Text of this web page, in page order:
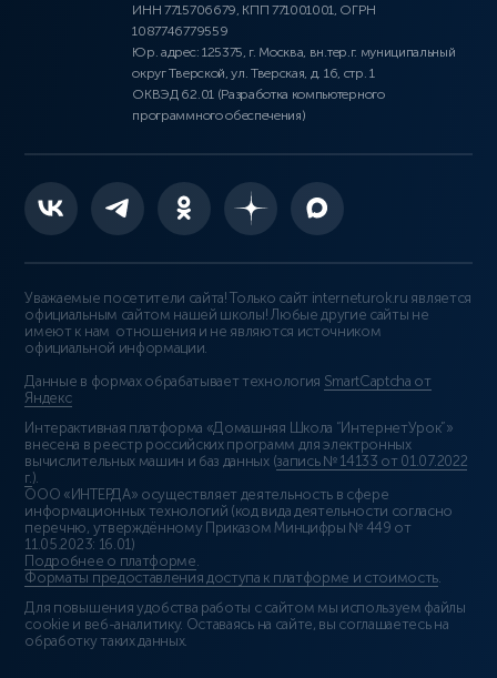
ИНН 7715706679, КПП 771001001, ОГРН
1087746779559
Юр. адрес: 125375, г. Москва, вн.тер.г. муниципальный
округ Тверской, ул. Тверская, д. 16, стр. 1
ОКВЭД 62.01 (Разработка компьютерного
программного обеспечения)
Уважаемые посетители сайта! Только сайт interneturok.ru является
официальным сайтом нашей школы! Любые другие сайты не
имеют к нам отношения и не являются источником
официальной информации.
Данные в формах обрабатывает технология SmartCaptcha от
Яндекс
Интерактивная платформа «Домашняя Школа “ИнтернетУрок”»
внесена в реестр российских программ для электронных
вычислительных машин и баз данных (запись № 14133 от 01.07.2022
г.).
ООО «ИНТЕРДА» осуществляет деятельность в сфере
информационных технологий (код вида деятельности согласно
перечню, утверждённому Приказом Минцифры № 449 от
11.05.2023: 16.01)
Подробнее о платформе.
Форматы предоставления доступа к платформе и стоимость.
Для повышения удобства работы с сайтом мы используем файлы
cookie и веб-аналитику. Оставаясь на сайте, вы соглашаетесь на
обработку таких данных.